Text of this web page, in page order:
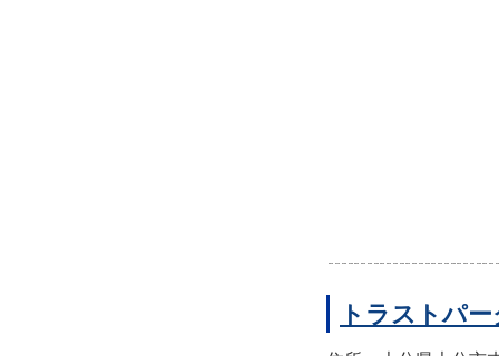
トラストパ